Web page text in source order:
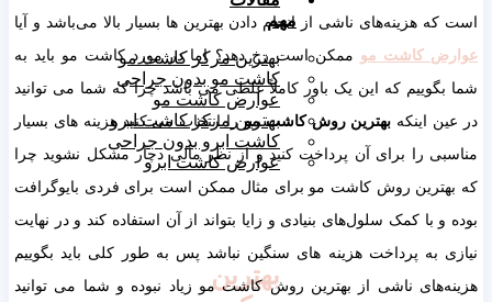
مهم
بهترین مرکز کاشت مو
کاشت مو بدون جراحی
عوارض کاشت مو
بهترین مرکز کاشت ابرو
کاشت ابرو بدون جراحی
عوارض کاشت ابرو
بهترین
است که هزینه‌های ناشی از انجام دادن بهترین ها بسیار بالا می‌باشد و آیا
عوارض کاشت مو ممکن است رخ دهد؟ اما در مورد کاشت مو باید به
شما بگوییم که این یک باور کاملاً غلطی می باشد چرا که شما می توانید
در عین اینکه بهترین روش کاشت مورا انتخاب می کنید هزینه های بسیار
مناسبی را برای آن پرداخت کنید و از نظر مالی دچار مشکل نشوید چرا
که بهترین روش کاشت مو برای مثال ممکن است برای فردی بایوگرافت
بوده و با کمک سلول‌های بنیادی و زایا بتواند از آن استفاده کند و در نهایت
نیازی به پرداخت هزینه های سنگین نباشد پس به طور کلی باید بگوییم
هزینه‌های ناشی از بهترین روش کاشت مو زیاد نبوده و شما می توانید